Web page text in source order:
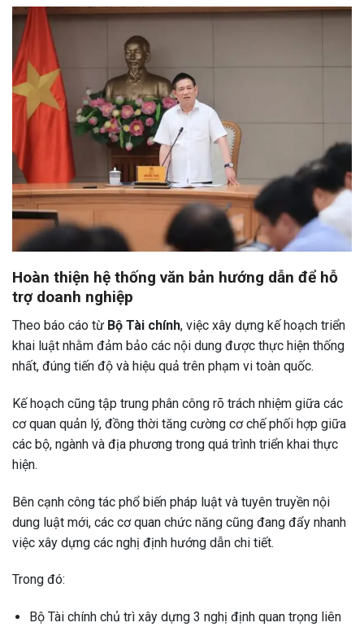
Hoàn thiện hệ thống văn bản hướng dẫn để hỗ
trợ doanh nghiệp
Theo báo cáo từ Bộ Tài chính, việc xây dựng kế hoạch triển
khai luật nhằm đảm bảo các nội dung được thực hiện thống
nhất, đúng tiến độ và hiệu quả trên phạm vi toàn quốc.
Kế hoạch cũng tập trung phân công rõ trách nhiệm giữa các
cơ quan quản lý, đồng thời tăng cường cơ chế phối hợp giữa
các bộ, ngành và địa phương trong quá trình triển khai thực
hiện.
Bên cạnh công tác phổ biến pháp luật và tuyên truyền nội
dung luật mới, các cơ quan chức năng cũng đang đẩy nhanh
việc xây dựng các nghị định hướng dẫn chi tiết.
Trong đó:
Bộ Tài chính chủ trì xây dựng 3 nghị định quan trọng liên